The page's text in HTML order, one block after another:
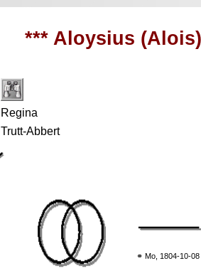
*** Aloysius
Regina
Trutt-Abbert
⚭ Mo, 1804-10-08